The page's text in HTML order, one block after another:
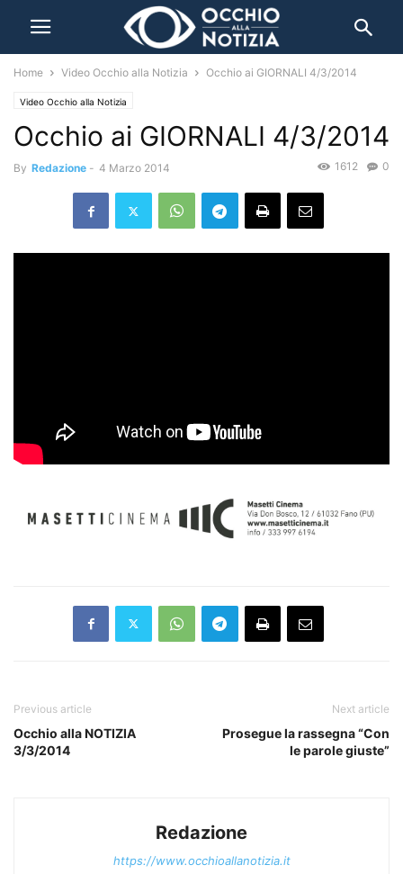
Home Video Occhio alla Notizia Occhio ai GIORNALI 4/3/2014
Video Occhio alla Notizia
Occhio ai GIORNALI 4/3/2014
By Redazione - 4 Marzo 2014 0
1612
Previous article
Occhio alla NOTIZIA
3/3/2014
Next article
Prosegue la rassegna “Con
le parole giuste”
Redazione
https://www.occhioallanotizia.it